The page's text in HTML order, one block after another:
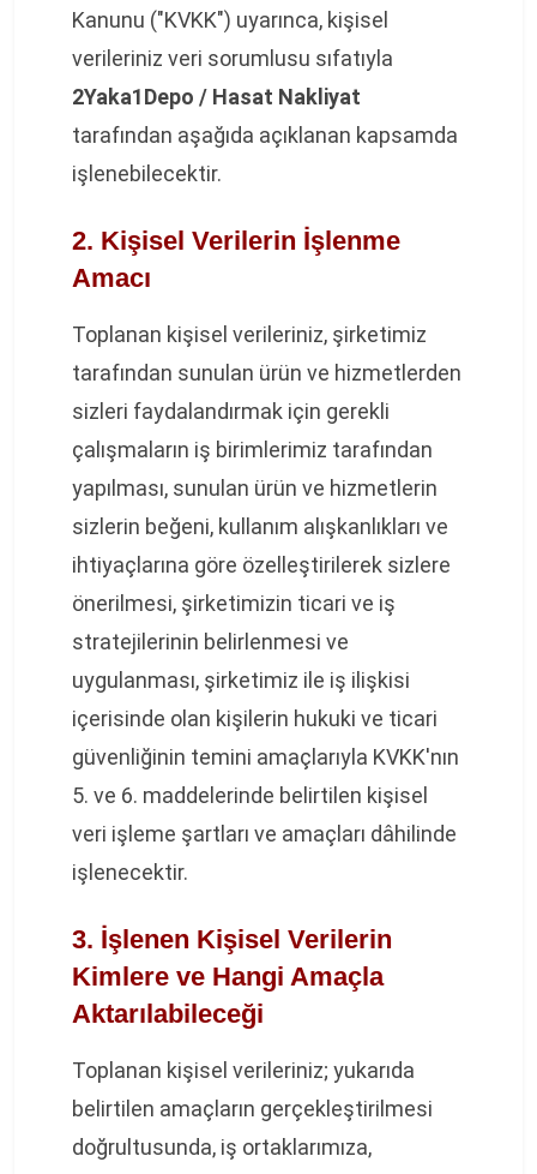
Kanunu ("KVKK") uyarınca, kişisel
verileriniz veri sorumlusu sıfatıyla
2Yaka1Depo / Hasat Nakliyat
tarafından aşağıda açıklanan kapsamda
işlenebilecektir.
2. Kişisel Verilerin İşlenme
Amacı
Toplanan kişisel verileriniz, şirketimiz
tarafından sunulan ürün ve hizmetlerden
sizleri faydalandırmak için gerekli
çalışmaların iş birimlerimiz tarafından
yapılması, sunulan ürün ve hizmetlerin
sizlerin beğeni, kullanım alışkanlıkları ve
ihtiyaçlarına göre özelleştirilerek sizlere
önerilmesi, şirketimizin ticari ve iş
stratejilerinin belirlenmesi ve
uygulanması, şirketimiz ile iş ilişkisi
içerisinde olan kişilerin hukuki ve ticari
güvenliğinin temini amaçlarıyla KVKK'nın
5. ve 6. maddelerinde belirtilen kişisel
veri işleme şartları ve amaçları dâhilinde
işlenecektir.
3. İşlenen Kişisel Verilerin
Kimlere ve Hangi Amaçla
Aktarılabileceği
Toplanan kişisel verileriniz; yukarıda
belirtilen amaçların gerçekleştirilmesi
doğrultusunda, iş ortaklarımıza,